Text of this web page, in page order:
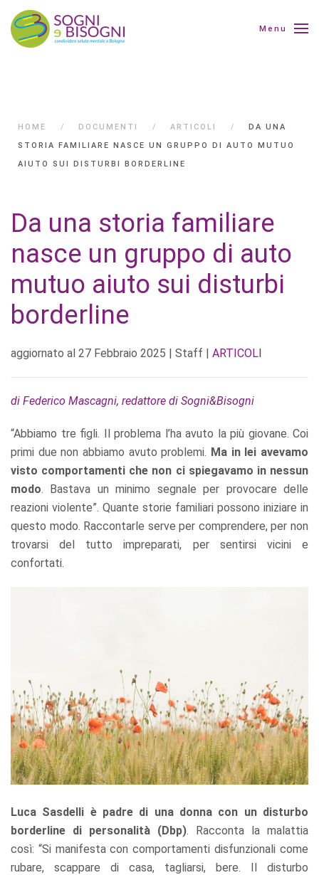
Menu
HOME DOCUMENTI ARTICOLI
DA UNA
STORIA FAMILIARE NASCE UN GRUPPO DI AUTO MUTUO
AIUTO SUI DISTURBI BORDERLINE
Da una storia familiare
nasce un gruppo di auto
mutuo aiuto sui disturbi
borderline
aggiornato al 27 Febbraio 2025 | Staff | ARTICOLI
di Federico Mascagni, redattore di Sogni&Bisogni
“Abbiamo tre figli. Il problema l’ha avuto la più giovane. Coi
primi due non abbiamo avuto problemi. Ma in lei avevamo
visto comportamenti che non ci spiegavamo in nessun
modo. Bastava un minimo segnale per provocare delle
reazioni violente”. Quante storie familiari possono iniziare in
questo modo. Raccontarle serve per comprendere, per non
trovarsi del tutto impreparati, per sentirsi vicini e
confortati.
Luca Sasdelli è padre di una donna con un disturbo
borderline di personalità (Dbp). Racconta la malattia
così: “Si manifesta con comportamenti disfunzionali come
rubare, scappare di casa, tagliarsi, bere. Il disturbo